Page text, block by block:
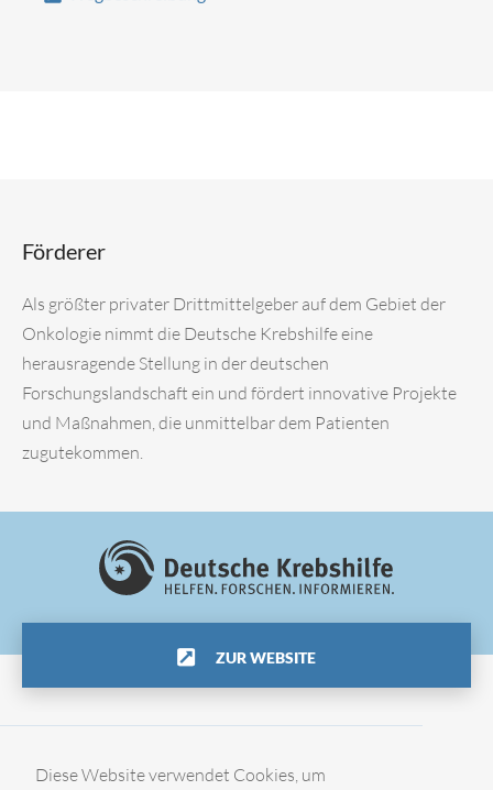
Diese Website verwendet Cookies, um
Förderer
Als größter privater Drittmittelgeber auf dem Gebiet der
Onkologie nimmt die Deutsche Krebshilfe eine
herausragende Stellung in der deutschen
Forschungslandschaft ein und fördert innovative Projekte
und Maßnahmen, die unmittelbar dem Patienten
zugutekommen.
ZUR WEBSITE